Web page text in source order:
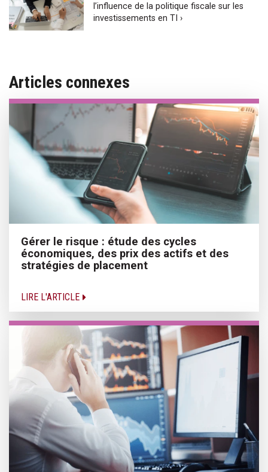
l’influence de la politique fiscale sur les
investissements en TI ›
Articles connexes
Gérer le risque : étude des cycles
économiques, des prix des actifs et des
stratégies de placement
LIRE L'ARTICLE